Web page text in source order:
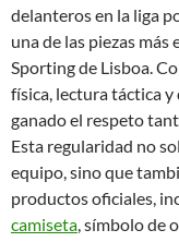
delanteros en la liga
una de las piezas
Sporting de Lisboa.
física, lectura táctica y
ganado el respeto
Esta regularidad no
equipo, sino que
productos oficiales,
camiseta, símbolo de